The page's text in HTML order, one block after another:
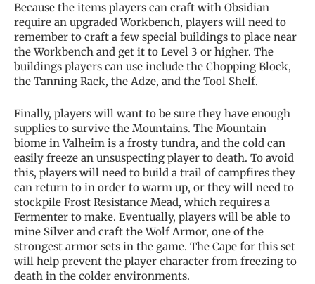
Because the items players can craft with Obsidian
require an upgraded Workbench, players will need to
remember to craft a few special buildings to place near
the Workbench and get it to Level 3 or higher. The
buildings players can use include the Chopping Block,
the Tanning Rack, the Adze, and the Tool Shelf.
Finally, players will want to be sure they have enough
supplies to survive the Mountains. The Mountain
biome in Valheim is a frosty tundra, and the cold can
easily freeze an unsuspecting player to death. To avoid
this, players will need to build a trail of campfires they
can return to in order to warm up, or they will need to
stockpile Frost Resistance Mead, which requires a
Fermenter to make. Eventually, players will be able to
mine Silver and craft the Wolf Armor, one of the
strongest armor sets in the game. The Cape for this set
will help prevent the player character from freezing to
death in the colder environments.